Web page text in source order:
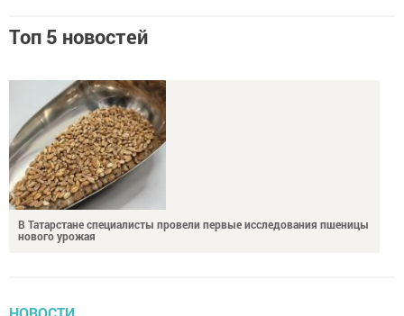
В Татарстане специалисты провели первые исследования пшеницы
нового урожая